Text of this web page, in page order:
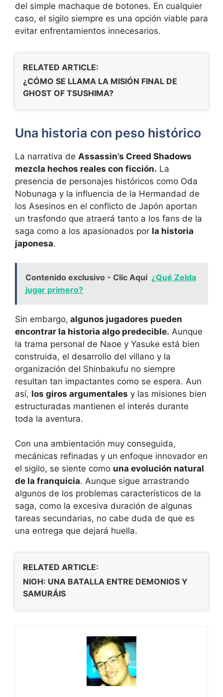
del simple machaque de botones. En cualquier
caso, el sigilo siempre es una opción viable para
evitar enfrentamientos innecesarios.
RELATED ARTICLE:
¿CÓMO SE LLAMA LA MISIÓN FINAL DE
GHOST OF TSUSHIMA?
Una historia con peso histórico
La narrativa de Assassin’s Creed Shadows
mezcla hechos reales con ficción. La
presencia de personajes históricos como Oda
Nobunaga y la influencia de la Hermandad de
los Asesinos en el conflicto de Japón aportan
un trasfondo que atraerá tanto a los fans de la
saga como a los apasionados por la historia
japonesa.
Contenido exclusivo - Clic Aquí ¿Qué Zelda
jugar primero?
Sin embargo, algunos jugadores pueden
encontrar la historia algo predecible. Aunque
la trama personal de Naoe y Yasuke está bien
construida, el desarrollo del villano y la
organización del Shinbakufu no siempre
resultan tan impactantes como se espera. Aun
así, los giros argumentales y las misiones bien
estructuradas mantienen el interés durante
toda la aventura.
Con una ambientación muy conseguida,
mecánicas refinadas y un enfoque innovador en
el sigilo, se siente como una evolución natural
de la franquicia. Aunque sigue arrastrando
algunos de los problemas característicos de la
saga, como la excesiva duración de algunas
tareas secundarias, no cabe duda de que es
una entrega que dejará huella.
RELATED ARTICLE:
NIOH: UNA BATALLA ENTRE DEMONIOS Y
SAMURÁIS